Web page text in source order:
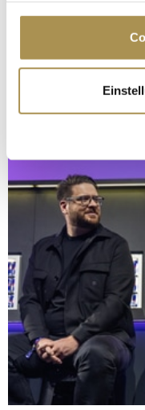
Cookie-Erklärung
Trigger Symbol
Informationen
erfassen, welche
bestimmten
Erfahren Sie mehr
verarbeitet werden,
Abschnitt
Wir verwenden
personalisieren,
zu können und die
analysieren.
Verwendung unserer
soziale Medien,
Partner führen diese